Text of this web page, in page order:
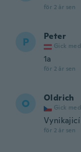
för 2 år sen
P Peter
Gick
1a
för 2 år sen
O Oldrich
Gick
Vynikajicí
för 2 år sen